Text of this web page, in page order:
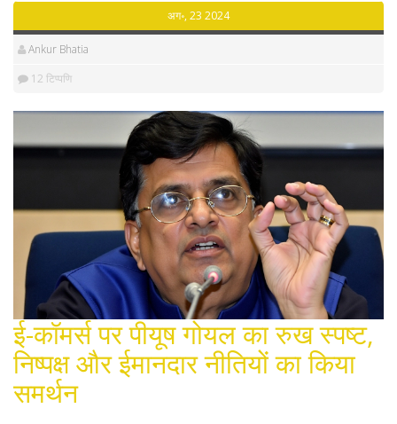
अग॰, 23 2024
Ankur Bhatia
12 टिप्पणि
ई-कॉमर्स पर पीयूष गोयल का रुख स्पष्ट,
निष्पक्ष और ईमानदार नीतियों का किया
समर्थन